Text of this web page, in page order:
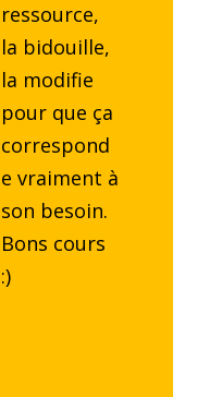
ressource,
la bidouille,
la modifie
pour que ça
correspond
e vraiment à
son besoin.
Bons cours
:)